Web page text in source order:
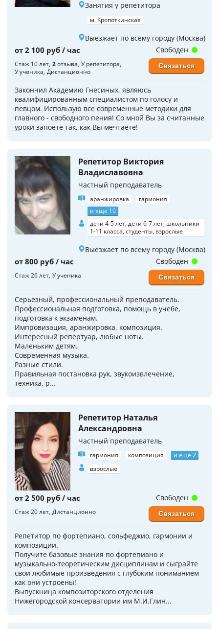
Занятия у репетитора
м. Кропоткинская
Выезжает по всему городу (Москва)
от 2 100 руб / час
Стаж 10 лет 2отзыва У репетитора
У ученика Дистанционно
Закончил Академию Гнесиных, являюсь
квалифицированным специалистом по голосу и
певцом. Использую все современные методики для
главного - свободного пения! Со мной Вы за считанные
уроки запоете так, как Вы мечтаете!
Свободен
Связаться
Репетитор Виктория
Владиславовна
Частный преподаватель
аранжировка
гармония
и еще 10
дети 4-5 лет, дети 6-7 лет, школьники
1-11 класса, студенты, взрослые
Выезжает по всему городу (Москва)
от 800 руб / час
Стаж 26 лет У ученика
Серьезный, профессиональный преподаватель.
Профессиональная подготовка, помощь в учебе,
подготовка к экзаменам.
Импровизация, аранжировка, композиция.
Интересный репертуар, любые ноты.
Маленьким детям.
Современная музыка.
Разные стили.
Правильная постановка рук, звукоизвлечение,
техника, р...
Свободен
Связаться
Репетитор Наталья
Александровна
Частный преподаватель
гармония композиция
и еще 2
взрослые
от 2 500 руб / час
Стаж 20 лет Дистанционно
Репетитор по фортепиано, сольфеджио, гармонии и
композиции.
Получите базовые знания по фортепиано и
музыкально-теоретическим дисциплинам и сыграйте
свои любимые произведения с глубоким пониманием
как они устроены!
Выпускница композиторского отделения
Нижегородской консерватории им М.И.Глин...
Свободен
Связаться